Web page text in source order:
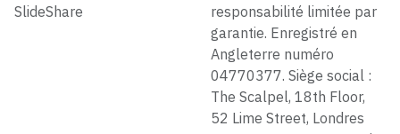
SlideShare
responsabilité limitée par
garantie. Enregistré en
Angleterre numéro
04770377. Siège social :
The Scalpel, 18th Floor,
52 Lime Street, Londres